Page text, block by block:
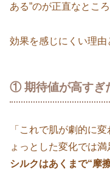
ある”のが正直なとこ
効果を感じにくい理由
① 期待値が高すぎ
「これで肌が劇的に
ょっとした変化では満
シルクはあくまで“摩